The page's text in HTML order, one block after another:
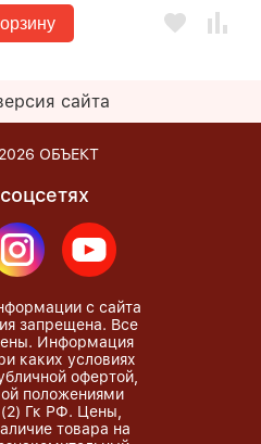
сайта
ОБЪЕКТ
с сайта
запрещена. Все
Информация
каких условиях
офертой,
положениями
(2) Гк РФ. Цены,
товара на